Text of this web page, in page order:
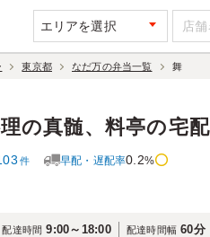
エリアを選択
東京都 なだ万の弁当一覧 舞
の真髄、料亭の宅
件 早配・遅配率0.2%
配達時間 9:00～18:00 配達時間幅 60分